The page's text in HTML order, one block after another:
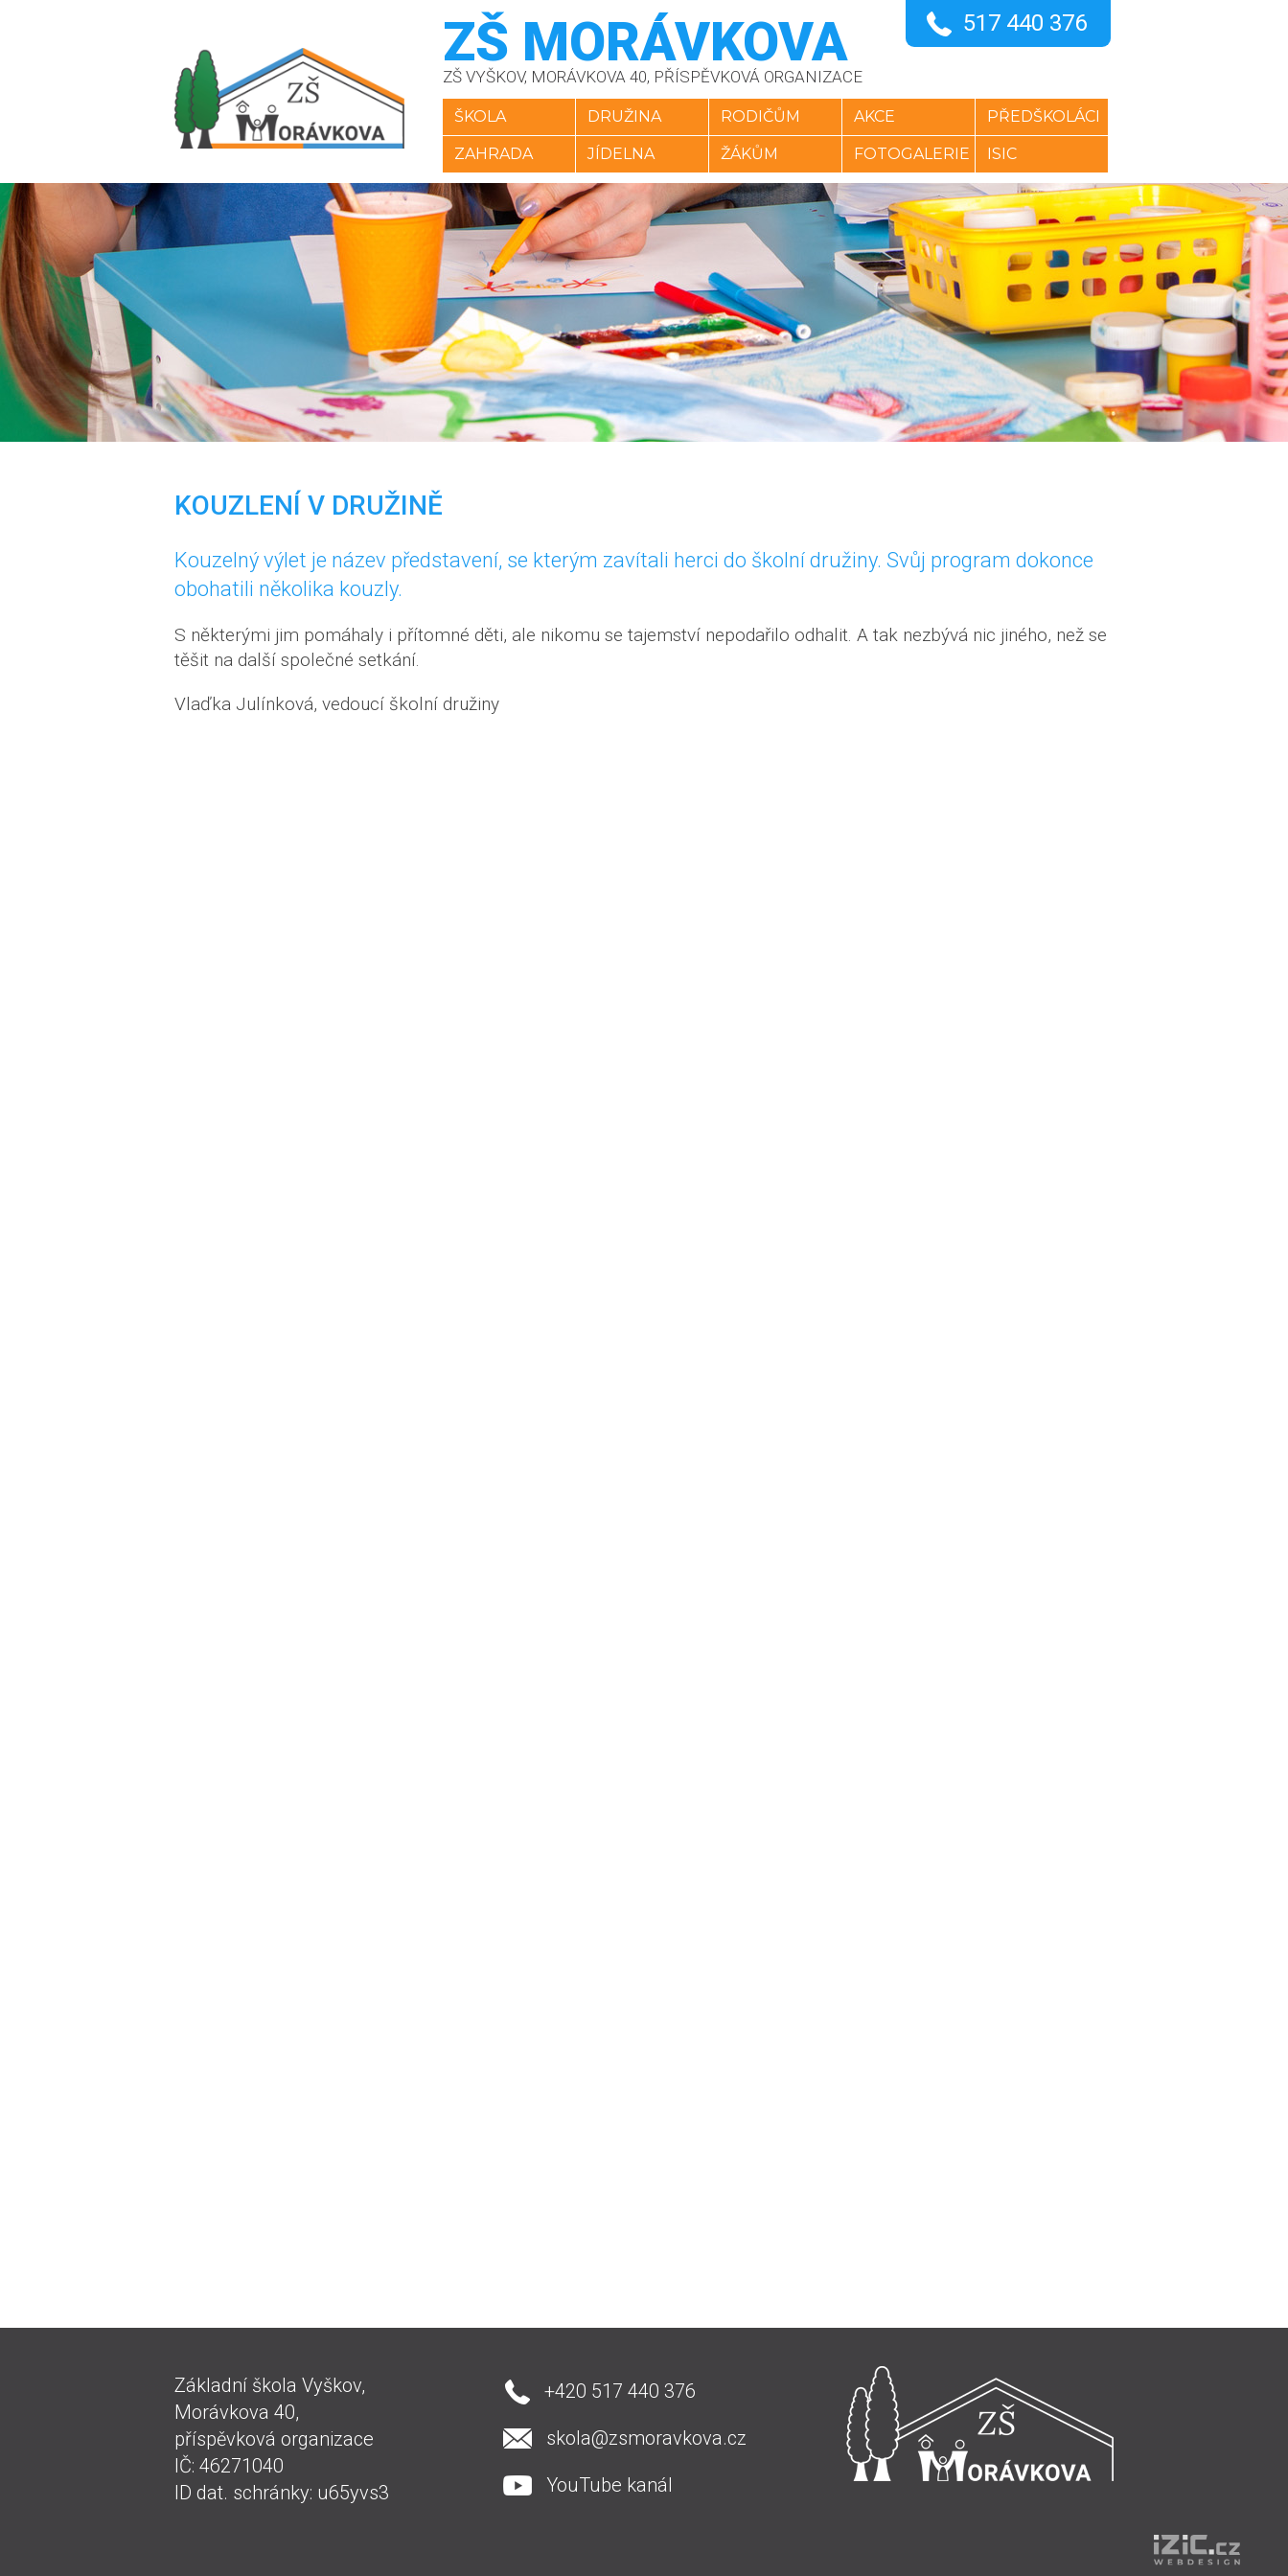
517 440 376
ZŠ MORÁVKOVA
ZŠ VYŠKOV, MORÁVKOVA 40, PŘÍSPĚVKOVÁ ORGANIZACE
ŠKOLA DRUŽINA RODIČŮM AKCE PŘEDŠKOLÁCI
ZAHRADA JÍDELNA ŽÁKŮM FOTOGALERIE ISIC
KOUZLENÍ V DRUŽINĚ
Kouzelný výlet je název představení, se kterým zavítali herci do školní družiny. Svůj program dokonce
obohatili několika kouzly.
S některými jim pomáhaly i přítomné děti, ale nikomu se tajemství nepodařilo odhalit. A tak nezbývá nic jiného, než se
těšit na další společné setkání.
Vlaďka Julínková, vedoucí školní družiny
Základní škola Vyškov,
Morávkova 40,
příspěvková organizace
IČ: 46271040
ID dat. schránky: u65yvs3
+420 517 440 376
skola@zsmoravkova.cz
YouTube kanál